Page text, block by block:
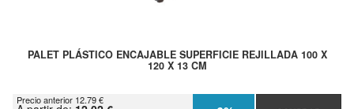
PALET PLÁSTICO ENCAJABLE SUPERFICIE REJILLADA 100 X
120 X 13 CM
Precio anterior 12.79 €